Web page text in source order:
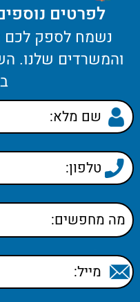
לפרטים
נשמח לספק לכם
והמשרדים שלנו.